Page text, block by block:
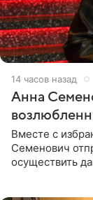
14 часов назад
Анна
Вместе с
Семенович
осуществить